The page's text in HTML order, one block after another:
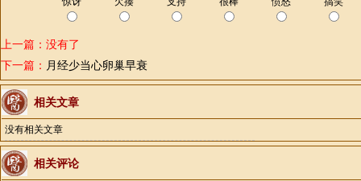
上一篇：没有了
下一篇： 月经少当心卵巢早衰
相关文章
没有相关文章
相关评论